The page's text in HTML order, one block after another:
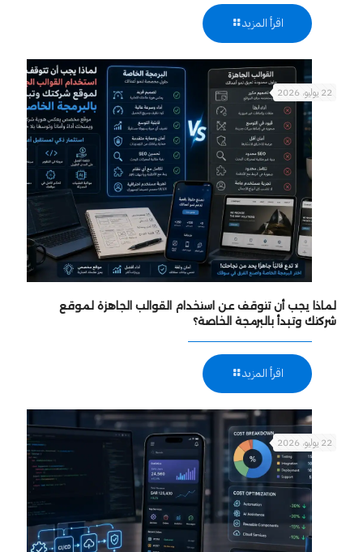
اقرأ المزيد
22 يوليو، 2026
لماذا يجب أن تتوقف عن استخدام القوالب الجاهزة لموقع
شركتك وتبدأ بالبرمجة الخاصة؟
اقرأ المزيد
22 يوليو، 2026